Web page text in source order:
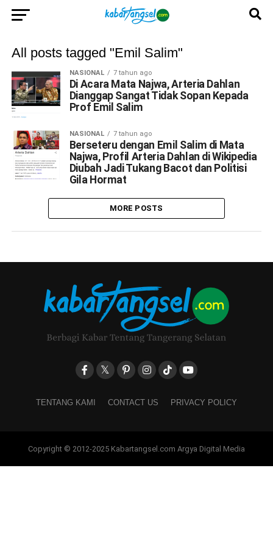
All posts tagged "Emil Salim"
NASIONAL 7 tahun ago
Di Acara Mata Najwa, Arteria Dahlan
Dianggap Sangat Tidak Sopan Kepada
Prof Emil Salim
NASIONAL 7 tahun ago
Berseteru dengan Emil Salim di Mata
Najwa, Profil Arteria Dahlan di Wikipedia
Diubah Jadi Tukang Bacot dan Politisi
Gila Hormat
MORE POSTS
TENTANG KAMI CONTACT US PRIVACY POLICY
Copyright © 2012-2025 Kabartangsel.com Argya Digital Media